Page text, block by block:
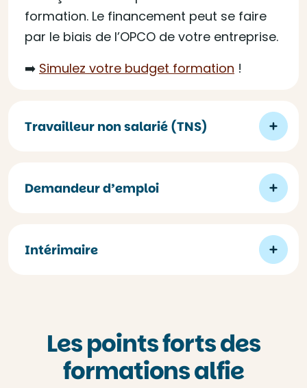
formation. Le financement peut se faire
par le biais de l’OPCO de votre entreprise.
➡️ Simulez votre budget formation !
Travailleur non salarié (TNS)
Demandeur d’emploi
Intérimaire
Les points forts des
formations alfie